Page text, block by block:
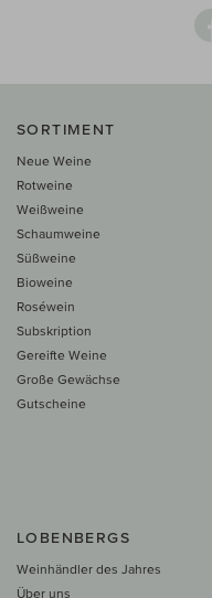
SORTIMENT
Neue Weine
Rotweine
Weißweine
Schaumweine
Süßweine
Bioweine
Roséwein
Subskription
Gereifte Weine
Große Gewächse
Gutscheine
LOBENBERGS
Weinhändler des Jahres
Über uns